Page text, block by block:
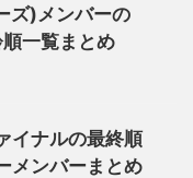
ズ)メンバーの
一覧まとめ
イナルの最終順
メンバーまとめ